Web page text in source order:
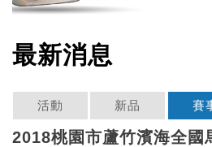
最新消息
活動 新品 賽
2018桃園市蘆竹濱海全國